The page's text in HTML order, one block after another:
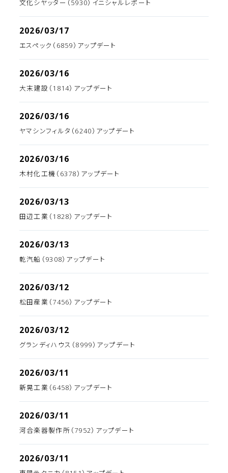
文化シヤッター（5930）イニシャルレポート
2026/03/17
エスペック（6859）アップデート
2026/03/16
大末建設（1814）アップデート
2026/03/16
ヤマシンフィルタ（6240）アップデート
2026/03/16
木村化工機（6378）アップデート
2026/03/13
田辺工業（1828）アップデート
2026/03/13
乾汽船（9308）アップデート
2026/03/12
松田産業（7456）アップデート
2026/03/12
グランディハウス（8999）アップデート
2026/03/11
新晃工業（6458）アップデート
2026/03/11
河合楽器製作所（7952）アップデート
2026/03/11